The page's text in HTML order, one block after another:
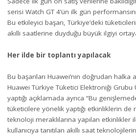
serisi Watch GT 4’ün ilk gün
Bu etkileyici başarı, Türkiye’deki
akıllı saatlerine duyduğu büyük ilgiyi
Her ilde bir toplantı yapılacak
Bu başarıları Huawei’nin doğrudan halka
Huawei Türkiye Tüketici Elektroniği Grubu
yaptığı açıklamada ayrıca “Bu
tüketicilere yönelik yaptığı etkinliklerin de
teknoloji meraklılarına yapılan etkinlikler
kullanıcıya tanıtılan akıllı saat